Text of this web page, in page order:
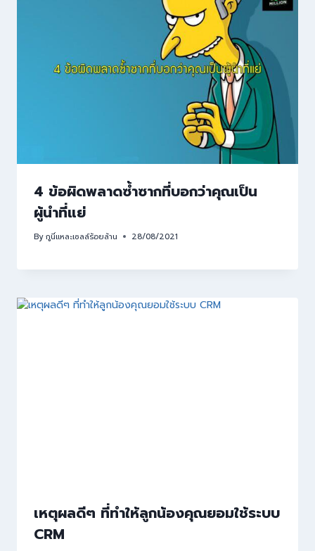
4 ข้อผิดพลาดซ้ำซากที่บอกว่าคุณเป็น
ผู้นำที่แย่
Byกูนี่แหละเซลล์ร้อยล้าน 28/08/2021
เหตุผลดีๆ ที่ทำให้ลูกน้องคุณยอมใช้ระบบ
CRM